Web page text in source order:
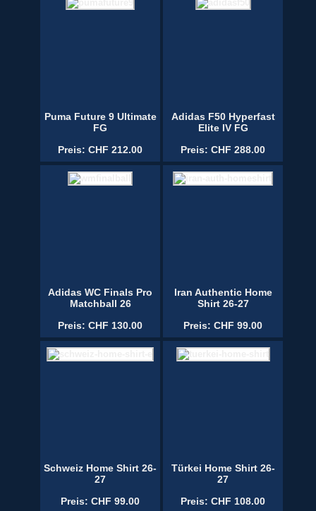
Puma Future 9 Ultimate
FG
Preis: CHF 212.00
Adidas F50 Hyperfast
Elite IV FG
Preis: CHF 288.00
Adidas WC Finals Pro
Matchball 26
Preis: CHF 130.00
Iran Authentic Home
Shirt 26-27
Preis: CHF 99.00
Schweiz Home Shirt 26-
27
Preis: CHF 99.00
Türkei Home Shirt 26-
27
Preis: CHF 108.00